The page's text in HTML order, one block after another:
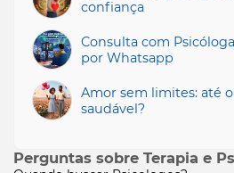
confiança
Consulta com
por Whatsapp
Amor sem limites: até
saudável?
Perguntas sobre Terapia e